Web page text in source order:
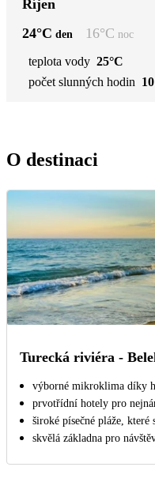
Říjen
24°C den 16°C noc
teplota vody 25°C
počet slunných hodin
O destinaci
Turecká riviéra -
výborné mikroklima díky
prvotřídní hotely pro
široké písečné pláže,
skvělá základna pro